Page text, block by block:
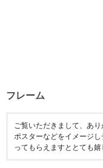
フレーム
ご覧いただきまして、あ
ポスターなどをイメージ
ってもらえますととても